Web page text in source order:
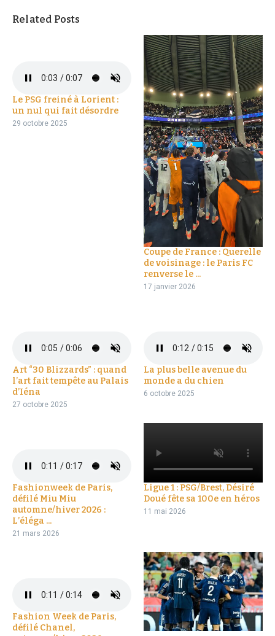
Related Posts
Le PSG freiné à Lorient :
un nul qui fait désordre
29 octobre 2025
Coupe de France : Querelle
de voisinage : le Paris FC
renverse le ...
17 janvier 2026
Art “30 Blizzards” : quand
l’art fait tempête au Palais
d’Iéna
27 octobre 2025
La plus belle avenue du
monde a du chien
6 octobre 2025
Fashionweek de Paris,
défilé Miu Miu
automne/hiver 2026 :
L’éléga ...
21 mars 2026
Ligue 1 : PSG/Brest, Désiré
Doué fête sa 100e en héros
11 mai 2026
Fashion Week de Paris,
défilé Chanel,